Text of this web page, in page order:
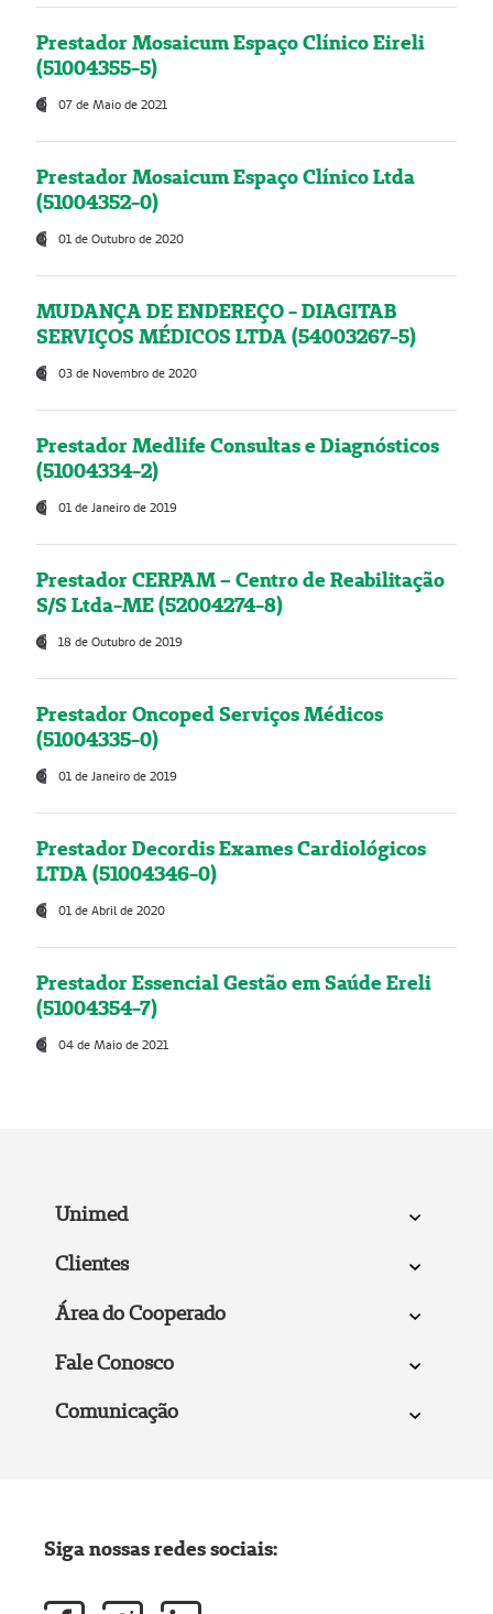
Prestador Mosaicum Espaço Clínico Eireli
(51004355-5)
07 de Maio de 2021
Prestador Mosaicum Espaço Clínico Ltda
(51004352-0)
01 de Outubro de 2020
MUDANÇA DE ENDEREÇO - DIAGITAB
SERVIÇOS MÉDICOS LTDA (54003267-5)
03 de Novembro de 2020
Prestador Medlife Consultas e Diagnósticos
(51004334-2)
01 de Janeiro de 2019
Prestador CERPAM – Centro de Reabilitação
S/S Ltda-ME (52004274-8)
18 de Outubro de 2019
Prestador Oncoped Serviços Médicos
(51004335-0)
01 de Janeiro de 2019
Prestador Decordis Exames Cardiológicos
LTDA (51004346-0)
01 de Abril de 2020
Prestador Essencial Gestão em Saúde Ereli
(51004354-7)
04 de Maio de 2021
Unimed
Clientes
Área do Cooperado
Fale Conosco
Comunicação
Siga nossas redes sociais: